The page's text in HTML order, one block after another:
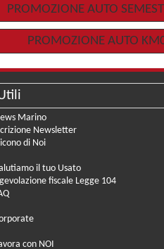
PROMOZIONE AUTO
PROMOZIONE AUTO
Marino
Newsletter
di Noi
il tuo Usato
fiscale Legge 104
con NOI